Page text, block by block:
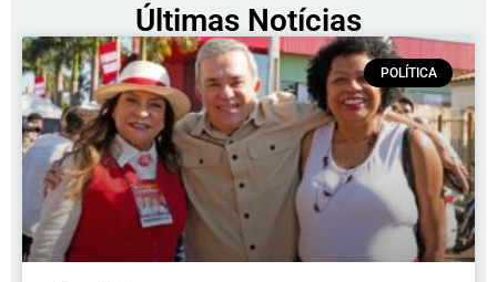
Últimas Notícias
POLÍTICA